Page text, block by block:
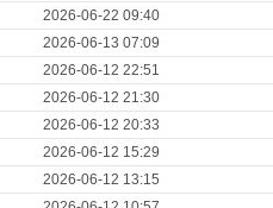
2026-06-22 09:40
2026-06-13 07:09
2026-06-12 22:51
2026-06-12 21:30
2026-06-12 20:33
2026-06-12 15:29
2026-06-12 13:15